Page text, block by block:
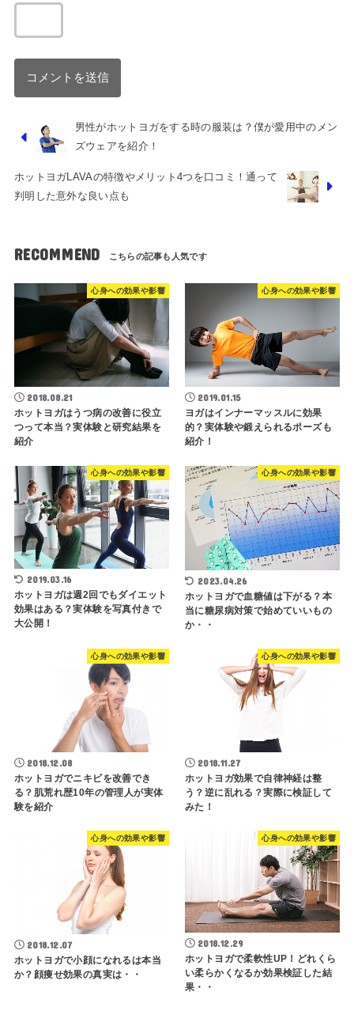
男性がホットヨガをする時の服装は？僕が愛用中のメン
ズウェアを紹介！
ホットヨガLAVAの特徴やメリット4つを口コミ！通って
判明した意外な良い点も
RECOMMEND
心身への効果や影響
2018.08.21
ホットヨガはうつ病の改善に役立
つって本当？実体験と研究結果を
紹介
心身への効果や影響
2019.01.15
ヨガはインナーマッスルに効果
的？実体験や鍛えられるポーズも
紹介！
心身への効果や影響
2019.03.16
ホットヨガは週2回でもダイエット
効果はある？実体験を写真付きで
大公開！
心身への効果や影響
2023.04.26
ホットヨガで血糖値は下がる？本
当に糖尿病対策で始めていいもの
か・・
心身への効果や影響
2018.12.08
ホットヨガでニキビを改善でき
る？肌荒れ歴10年の管理人が実体
験を紹介
心身への効果や影響
2018.11.27
ホットヨガ効果で自律神経は整
う？逆に乱れる？実際に検証して
みた！
心身への効果や影響
2018.12.07
ホットヨガで小顔になれるは本当
か？顔痩せ効果の真実は・・
心身への効果や影響
2018.12.29
ホットヨガで柔軟性UP！どれくら
い柔らかくなるか効果検証した結
果・・